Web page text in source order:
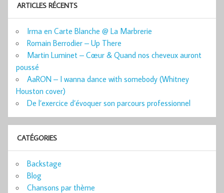
ARTICLES RÉCENTS
Irma en Carte Blanche @ La Marbrerie
Romain Berrodier – Up There
Martin Luminet – Cœur & Quand nos cheveux auront
poussé
AaRON – I wanna dance with somebody (Whitney
Houston cover)
De l’exercice d’évoquer son parcours professionnel
CATÉGORIES
Backstage
Blog
Chansons par thème